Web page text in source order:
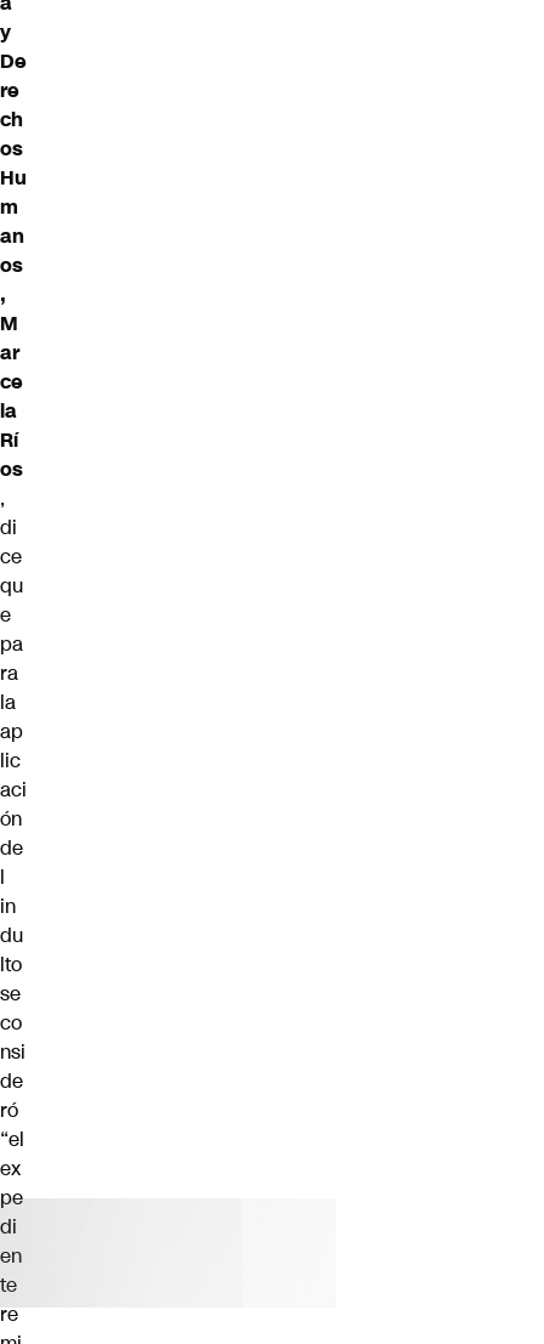
y
De
re
ch
os
Hu
m
an
os
,
M
ar
ce
la
Rí
os
,
di
ce
qu
e
pa
ra
la
ap
lic
aci
ón
de
l
in
du
lto
se
co
nsi
de
ró
“el
ex
pe
di
en
te
re